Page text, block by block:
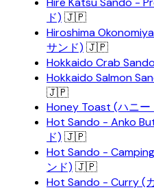
ド) 🇯🇵
Hiroshima
サンド) 🇯🇵
Hokkaido Crab
Hokkaido Salmon
🇯🇵
Honey Toast (ハニー
Hot Sando - Anko
ド) 🇯🇵
Hot Sando -
ンド) 🇯🇵
Hot Sando - Curry (